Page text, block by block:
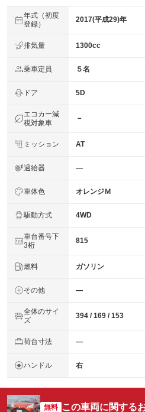
年式（初度
登録）
2017(平成29)年
排気量 1300cc
乗車定員 ５名
ドア 5D
エコカー減
税対象車
－
ミッション AT
過給器 ―
車体色 オレンジＭ
駆動方式 4WD
車台番号下
3桁
815
燃料 ガソリン
その他 ―
全体のサイ
ズ
394 / 169 / 153
荷台寸法 ―
ハンドル 右
無料 この車両に関する